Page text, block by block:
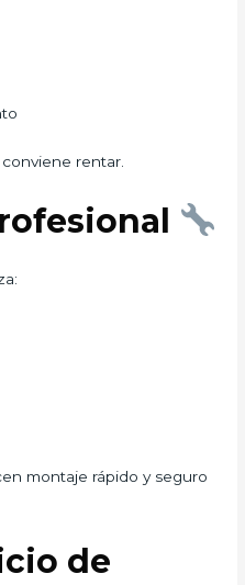
rentar.
montaje rápido y seguro
de